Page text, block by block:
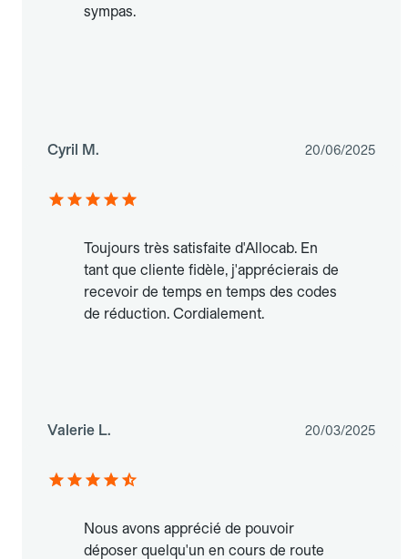
sympas.
Cyril M. 20/06/2025
Toujours très satisfaite d'Allocab. En
tant que cliente fidèle, j'apprécierais de
recevoir de temps en temps des codes
de réduction. Cordialement.
Valerie L. 20/03/2025
Nous avons apprécié de pouvoir
déposer quelqu'un en cours de route